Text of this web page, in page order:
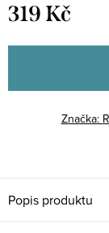
319 Kč
cena:
Značka:
Popis produktu